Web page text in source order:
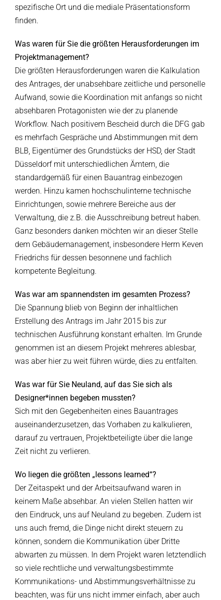
spezifische Ort und die mediale Präsentationsform
finden.
Was waren für Sie die größten Herausforderungen im
Projektmanagement?
Die größten Herausforderungen waren die Kalkulation
des Antrages, der unabsehbare zeitliche und personelle
Aufwand, sowie die Koordination mit anfangs so nicht
absehbaren Protagonisten wie der zu planende
Workflow. Nach positivem Bescheid durch die DFG gab
es mehrfach Gespräche und Abstimmungen mit dem
BLB, Eigentümer des Grundstücks der HSD, der Stadt
Düsseldorf mit unterschiedlichen Ämtern, die
standardgemäß für einen Bauantrag einbezogen
werden. Hinzu kamen hochschulinterne technische
Einrichtungen, sowie mehrere Bereiche aus der
Verwaltung, die z.B. die Ausschreibung betreut haben.
Ganz besonders danken möchten wir an dieser Stelle
dem Gebäudemanagement, insbesondere Herrn Keven
Friedrichs für dessen besonnene und fachlich
kompetente Begleitung.
Was war am spannendsten im gesamten Prozess?
Die Spannung blieb von Beginn der inhaltlichen
Erstellung des Antrags im Jahr 2015 bis zur
technischen Ausführung konstant erhalten. Im Grunde
genommen ist an diesem Projekt mehreres ablesbar,
was aber hier zu weit führen würde, dies zu entfalten.
Was war für Sie Neuland, auf das Sie sich als
Designer*innen begeben mussten?
Sich mit den Gegebenheiten eines Bauantrages
auseinanderzusetzen, das Vorhaben zu kalkulieren,
darauf zu vertrauen, Projektbeteiligte über die lange
Zeit nicht zu verlieren.
Wo liegen die größten „lessons learned“?
Der Zeitaspekt und der Arbeitsaufwand waren in
keinem Maße absehbar. An vielen Stellen hatten wir
den Eindruck, uns auf Neuland zu begeben. Zudem ist
uns auch fremd, die Dinge nicht direkt steuern zu
können, sondern die Kommunikation über Dritte
abwarten zu müssen. In dem Projekt waren letztendlich
so viele rechtliche und verwaltungsbestimmte
Kommunikations- und Abstimmungsverhältnisse zu
beachten, was für uns nicht immer einfach, aber auch